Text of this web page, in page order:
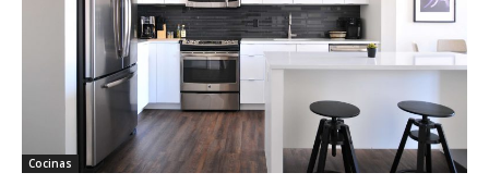
Cocinas